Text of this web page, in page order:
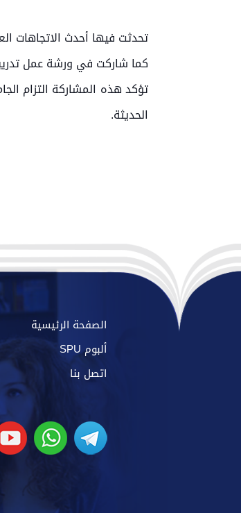
تحدثت فيها أحدث الاتجاهات
كما شاركت في ورشة عمل
تؤكد هذه المشاركة التزام
الحديثة.
الصفحة الرئيسية
ألبوم SPU
اتصل بنا